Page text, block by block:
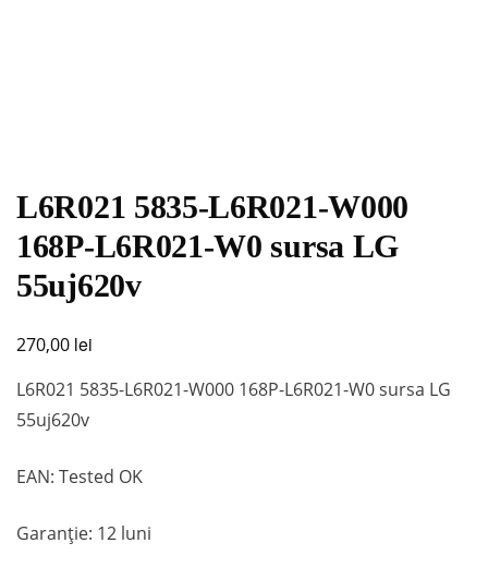
L6R021 5835-L6R021-W000
168P-L6R021-W0 sursa LG
55uj620v
270,00 lei
L6R021 5835-L6R021-W000 168P-L6R021-W0 sursa LG
55uj620v
EAN: Tested OK
Garanție: 12 luni